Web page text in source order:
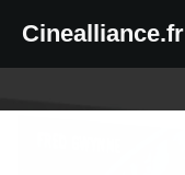
Cinealliance.fr